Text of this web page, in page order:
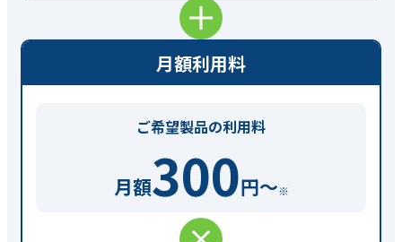
月額利用料
ご希望製品の利用料
月額300円〜※